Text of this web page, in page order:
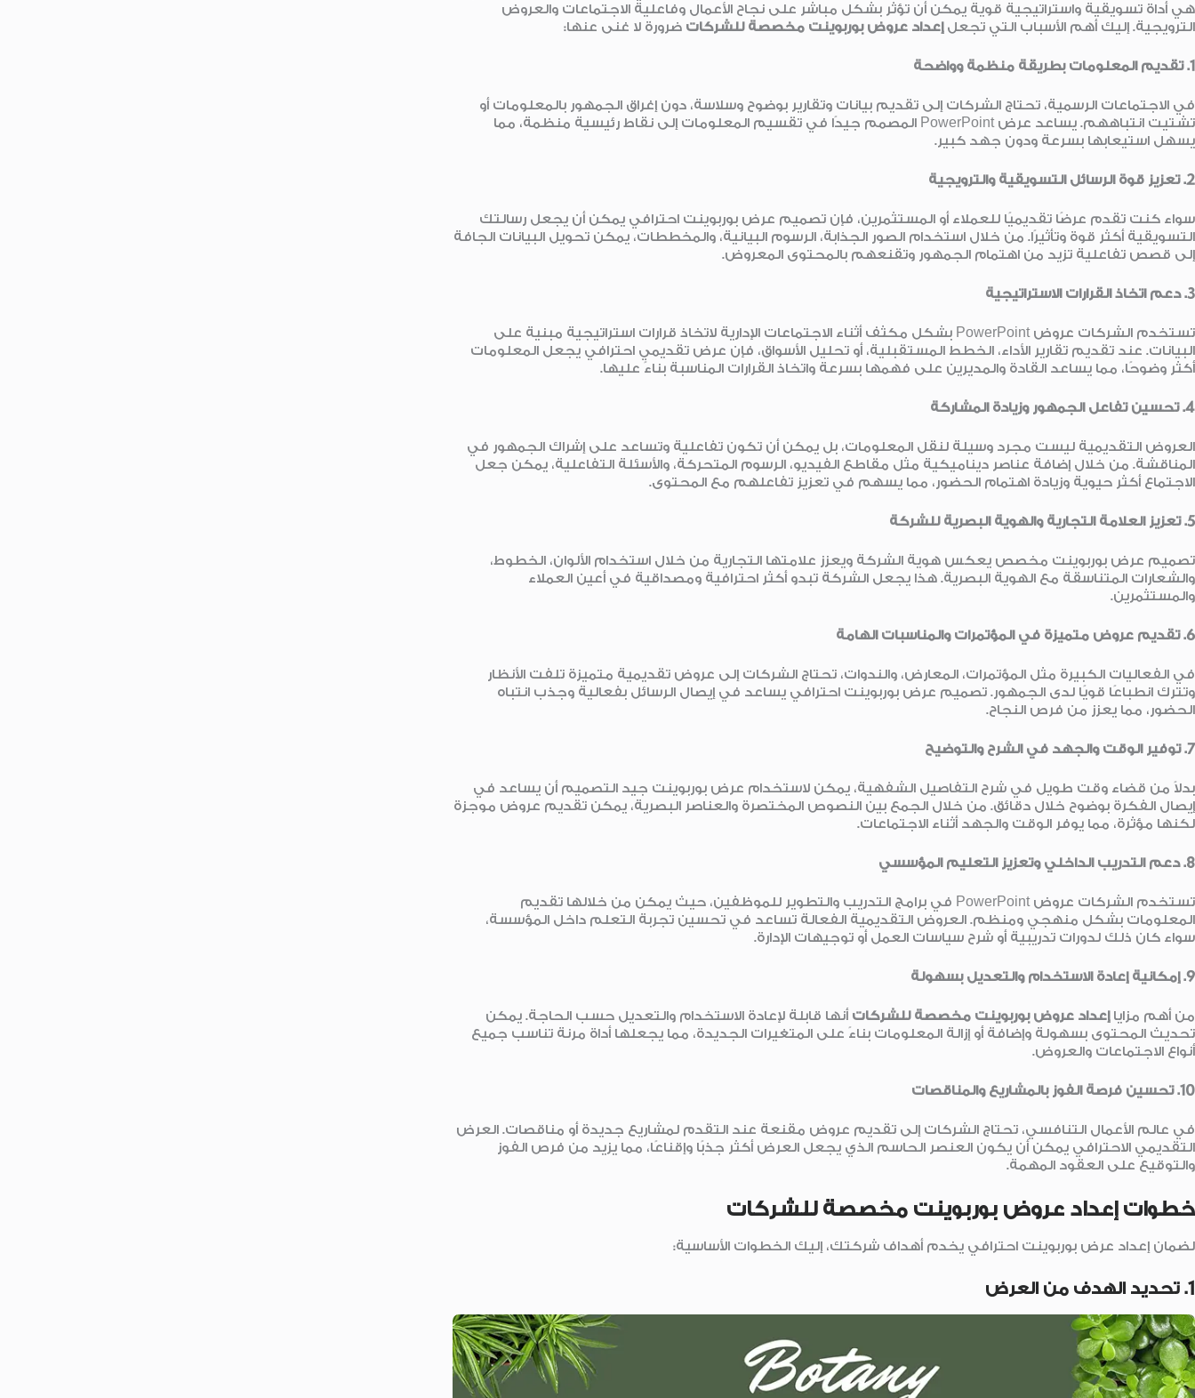
هي أداة تسويقية واستراتيجية قوية يمكن أن تؤثر بشكل مباشر على نجاح الأعمال وفاعلية الاجتماعات والعروض
الترويجية. إليك أهم الأسباب التي تجعلإعداد عروض بوربوينت مخصصة للشركات ضرورة لا غنى عنها:
1. تقديم المعلومات بطريقة منظمة وواضحة
في الاجتماعات الرسمية، تحتاج الشركات إلى تقديم بيانات وتقارير بوضوح وسلاسة، دون إغراق الجمهور بالمعلومات أو
تشتيت انتباههم. يساعد عرض PowerPoint المصمم جيدًا في تقسيم المعلومات إلى نقاط رئيسية منظمة، مما
يسهل استيعابها بسرعة ودون جهد كبير.
2. تعزيز قوة الرسائل التسويقية والترويجية
سواء كنت تقدم عرضًا تقديميًا للعملاء أو المستثمرين، فإن تصميم عرض بوربوينت احترافي يمكن أن يجعل رسالتك
التسويقية أكثر قوة وتأثيرًا. من خلال استخدام الصور الجذابة، الرسوم البيانية، والمخططات، يمكن تحويل البيانات الجافة
إلى قصص تفاعلية تزيد من اهتمام الجمهور وتقنعهم بالمحتوى المعروض.
3. دعم اتخاذ القرارات الاستراتيجية
تستخدم الشركات عروض PowerPoint بشكل مكثف أثناء الاجتماعات الإدارية لاتخاذ قرارات استراتيجية مبنية على
البيانات. عند تقديم تقارير الأداء، الخطط المستقبلية، أو تحليل الأسواق، فإن عرض تقديمي احترافي يجعل المعلومات
أكثر وضوحًا، مما يساعد القادة والمديرين على فهمها بسرعة واتخاذ القرارات المناسبة بناءً عليها.
4. تحسين تفاعل الجمهور وزيادة المشاركة
العروض التقديمية ليست مجرد وسيلة لنقل المعلومات، بل يمكن أن تكون تفاعلية وتساعد على إشراك الجمهور في
المناقشة. من خلال إضافة عناصر ديناميكية مثل مقاطع الفيديو، الرسوم المتحركة، والأسئلة التفاعلية، يمكن جعل
الاجتماع أكثر حيوية وزيادة اهتمام الحضور، مما يسهم في تعزيز تفاعلهم مع المحتوى.
5. تعزيز العلامة التجارية والهوية البصرية للشركة
تصميم عرض بوربوينت مخصص يعكس هوية الشركة ويعزز علامتها التجارية من خلال استخدام الألوان، الخطوط،
والشعارات المتناسقة مع الهوية البصرية. هذا يجعل الشركة تبدو أكثر احترافية ومصداقية في أعين العملاء
والمستثمرين.
6. تقديم عروض متميزة في المؤتمرات والمناسبات الهامة
في الفعاليات الكبيرة مثل المؤتمرات، المعارض، والندوات، تحتاج الشركات إلى عروض تقديمية متميزة تلفت الأنظار
وتترك انطباعًا قويًا لدى الجمهور. تصميم عرض بوربوينت احترافي يساعد في إيصال الرسائل بفعالية وجذب انتباه
الحضور، مما يعزز من فرص النجاح.
7. توفير الوقت والجهد في الشرح والتوضيح
بدلاً من قضاء وقت طويل في شرح التفاصيل الشفهية، يمكن لاستخدام عرض بوربوينت جيد التصميم أن يساعد في
إيصال الفكرة بوضوح خلال دقائق. من خلال الجمع بين النصوص المختصرة والعناصر البصرية، يمكن تقديم عروض موجزة
لكنها مؤثرة، مما يوفر الوقت والجهد أثناء الاجتماعات.
8. دعم التدريب الداخلي وتعزيز التعليم المؤسسي
تستخدم الشركات عروض PowerPoint في برامج التدريب والتطوير للموظفين، حيث يمكن من خلالها تقديم
المعلومات بشكل منهجي ومنظم. العروض التقديمية الفعالة تساعد في تحسين تجربة التعلم داخل المؤسسة،
سواء كان ذلك لدورات تدريبية أو شرح سياسات العمل أو توجيهات الإدارة.
9. إمكانية إعادة الاستخدام والتعديل بسهولة
من أهم مزاياإعداد عروض بوربوينت مخصصة للشركات أنها قابلة لإعادة الاستخدام والتعديل حسب الحاجة. يمكن
تحديث المحتوى بسهولة وإضافة أو إزالة المعلومات بناءً على المتغيرات الجديدة، مما يجعلها أداة مرنة تناسب جميع
أنواع الاجتماعات والعروض.
10. تحسين فرصة الفوز بالمشاريع والمناقصات
في عالم الأعمال التنافسي، تحتاج الشركات إلى تقديم عروض مقنعة عند التقدم لمشاريع جديدة أو مناقصات. العرض
التقديمي الاحترافي يمكن أن يكون العنصر الحاسم الذي يجعل العرض أكثر جذبًا وإقناعًا، مما يزيد من فرص الفوز
والتوقيع على العقود المهمة.
خطوات إعداد عروض بوربوينت مخصصة للشركات
لضمان إعداد عرض بوربوينت احترافي يخدم أهداف شركتك، إليك الخطوات الأساسية:
1. تحديد الهدف من العرض